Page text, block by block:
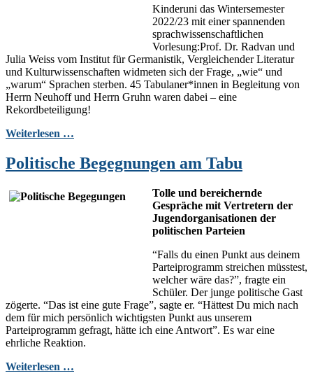
Kinderuni das Wintersemester
2022/23 mit einer spannenden
sprachwissenschaftlichen
Vorlesung:Prof. Dr. Radvan und
Julia Weiss vom Institut fürGermanistik, VergleichenderLiteratur
und Kulturwissenschaften widmeten sich der Frage, „wie“ und
„warum“ Sprachen sterben. 45 Tabulaner*innen in Begleitung von
Herrn Neuhoff und Herrn Gruhn waren dabei – eine
Rekordbeteiligung!
Weiterlesen …
Politische Begegnungen am Tabu
Tolle und bereichernde
Gespräche mit Vertretern der
Jugendorganisationen der
politischen Parteien
“Falls du einen Punkt aus deinem
Parteiprogramm streichen müsstest,
welcher wäre das?”, fragte ein
Schüler. Der junge politische Gast
zögerte. “Das ist eine gute Frage”, sagte er. “Hättest Du mich nach
dem für mich persönlich wichtigsten Punkt aus unserem
Parteiprogramm gefragt, hätte ich eine Antwort”. Es war eine
ehrliche Reaktion.
Weiterlesen …